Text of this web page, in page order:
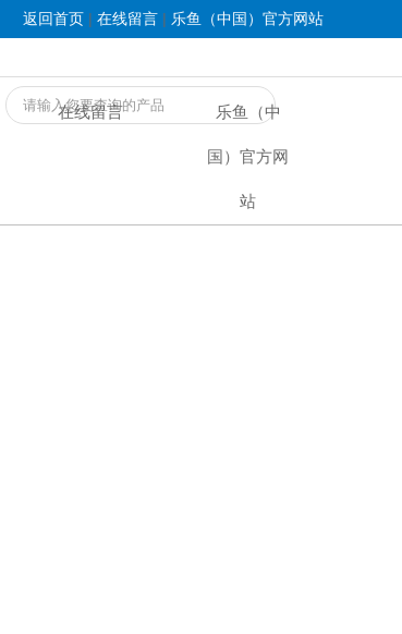
返回首页 | 在线留言 | 乐鱼（中国）官方网站
在线留言 乐鱼（中
国）官方网
站